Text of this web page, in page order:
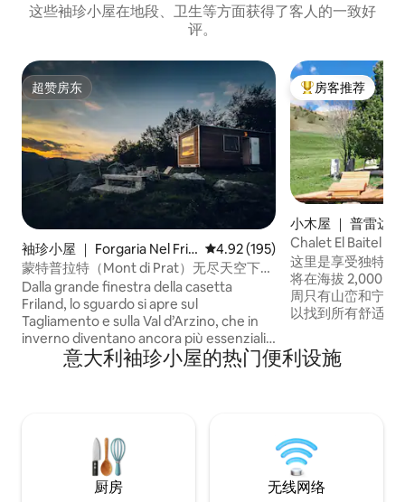
这些袖珍小屋在地段、卫生等方面获得了客人的一致好
评。
超赞房东
超赞房东
袖珍小屋 ｜ Forgaria Nel Friu
li
平均评分 4.92 分（满分 5 分），
4.92 (195)
蒙特普拉特（Mont di Prat）无尽天空下的
小屋
Dalla grande finestra della casetta
Friland, lo sguardo si apre sul
Tagliamento e sulla Val d’Arzino, che in
inverno diventano ancora più essenziali
e silenziosi, tra albe limpide e tramonti
dai colori freddi e intensi. Nei cieli
naturale del Lago di Cornino. Qui il
silenzio avvolge ogni momento,
invitando a rallentare e ritrovare il
proprio ritmo naturale.
热门「房客推荐」
房客推荐
小木屋 ｜ 普雷达佐
Chalet El Baitel -
的浪漫中心
这里是享受独特放
将在海拔 2,000 米
周只有山峦和宁静
以找到所有舒适设
可以欣赏Lagorai
Martino Group的
意大利袖珍小屋的热门便利设施
厨房 无线网络